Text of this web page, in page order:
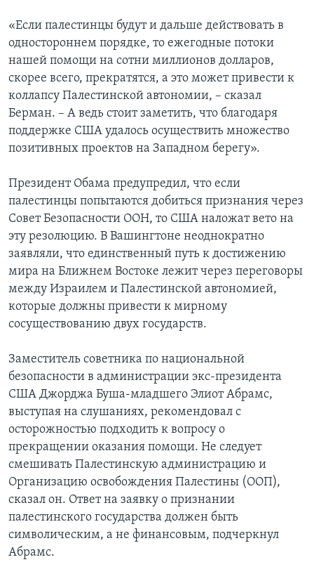
«Если палестинцы будут и дальше действовать в
одностороннем порядке, то ежегодные потоки
нашей помощи на сотни миллионов долларов,
скорее всего, прекратятся, а это может привести к
коллапсу Палестинской автономии, – сказал
Берман. – А ведь стоит заметить, что благодаря
поддержке США удалось осуществить множество
позитивных проектов на Западном берегу».
Президент Обама предупредил, что если
палестинцы попытаются добиться признания через
Совет Безопасности ООН, то США наложат вето на
эту резолюцию. В Вашингтоне неоднократно
заявляли, что единственный путь к достижению
мира на Ближнем Востоке лежит через переговоры
между Израилем и Палестинской автономией,
которые должны привести к мирному
сосуществованию двух государств.
Заместитель советника по национальной
безопасности в администрации экс-президента
США Джорджа Буша-младшего Элиот Абрамс,
выступая на слушаниях, рекомендовал с
осторожностью подходить к вопросу о
прекращении оказания помощи. Не следует
смешивать Палестинскую администрацию и
Организацию освобождения Палестины (ООП),
сказал он. Ответ на заявку о признании
палестинского государства должен быть
символическим, а не финансовым, подчеркнул
Абрамс.